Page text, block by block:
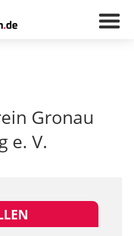
Gronau
e. V.